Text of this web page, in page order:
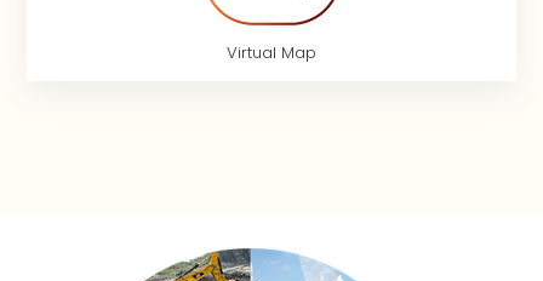
Virtual Map